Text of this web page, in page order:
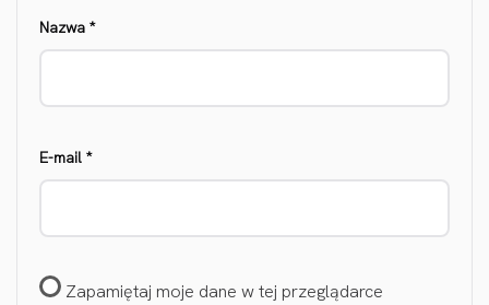
Nazwa *
E-mail *
Zapamiętaj moje dane w tej przeglądarce